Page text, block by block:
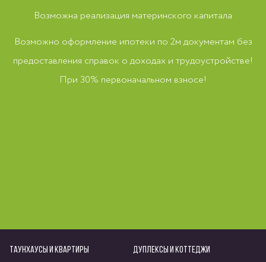
Возможна реализация материнского капитала
Возможно оформление ипотеки по 2м документам без
предоставления справок о доходах и трудоустройстве!
При 30% первоначальном взносе!
ТАУНХАУСЫ И КВАРТИРЫ ДУПЛЕКСЫ И КОТТЕДЖИ